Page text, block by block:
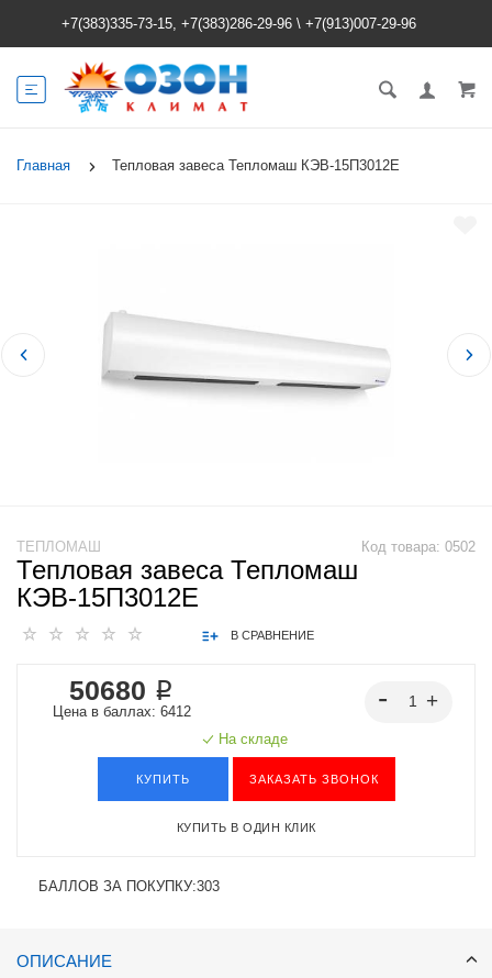
+7(383)335-73-15, +7(383)286-29-96 \ +7(913)007-29-96
Главная Тепловая завеса Тепломаш КЭВ-15П3012E
Код товара: 0502
ТЕПЛОМАШ
Тепловая завеса Тепломаш
КЭВ-15П3012E
В СРАВНЕНИЕ
50680 ₽
Цена в баллах: 6412
На складе
КУПИТЬ ЗАКАЗАТЬ ЗВОНОК
КУПИТЬ В ОДИН КЛИК
БАЛЛОВ ЗА ПОКУПКУ:303
ОПИСАНИЕ